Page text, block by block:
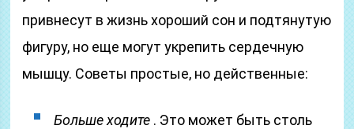
привнесут в жизнь хороший сон и подтянутую
фигуру, но еще могут укрепить сердечную
мышцу. Советы простые, но действенные:
Больше ходите . Это может быть столь